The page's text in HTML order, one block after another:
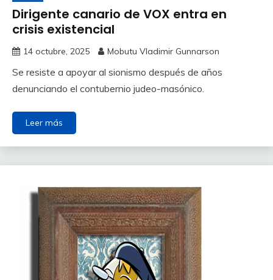
Dirigente canario de VOX entra en
crisis existencial
14 octubre, 2025 Mobutu Vladimir Gunnarson
Se resiste a apoyar al sionismo después de años
denunciando el contubernio judeo-masónico.
Leer más